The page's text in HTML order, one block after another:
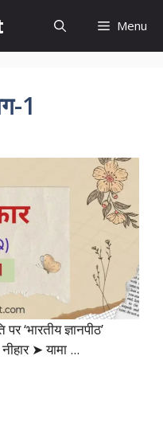
Menu
1
‘भारतीय ज्ञानपीठ’
➤ यामा ...